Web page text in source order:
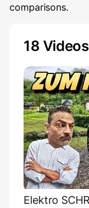
comparisons.
18 Videos
Elektro